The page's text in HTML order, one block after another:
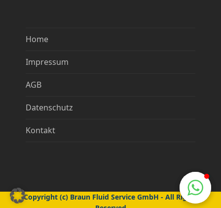
Home
Impressum
AGB
Datenschutz
Kontakt
Copyright (c) Braun Fluid Service GmbH - All Rights